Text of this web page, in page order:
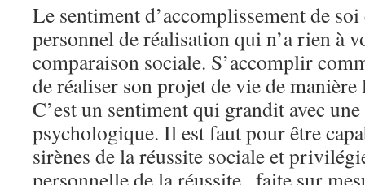
Le sentiment d’accomplissement de
personnel de réalisation qui n’a rien à
comparaison sociale. S’accomplir
de réaliser son projet de vie de
C’est un sentiment qui grandit avec
psychologique. Il est faut pour être
sirènes de la réussite sociale et
personnelle de la réussite., faite sur